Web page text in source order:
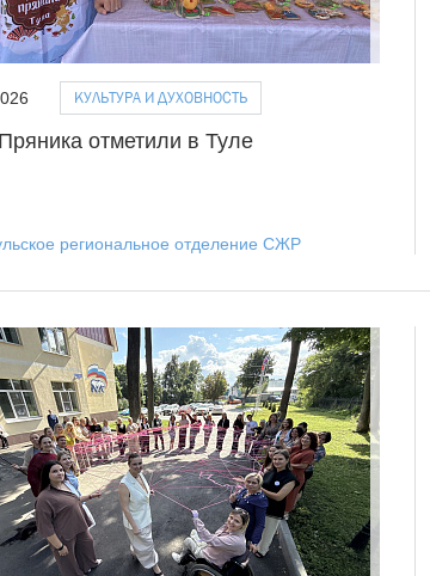
КУЛЬТУРА И ДУХОВНОСТЬ
отметили в Туле
региональное отделение СЖР